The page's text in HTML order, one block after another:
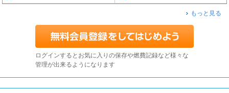
もっと見る
ログインするとお気に入りの保存や燃費記録など様々な
管理が出来るようになります